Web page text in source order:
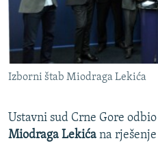
SPECIJALI RSE
VIŠE OD NASLOVA
GENOCID U SREBRENICI
POPLAVE I KLIZIŠTA U BIH 2024.
POST SCRIPTUM
PRATITE NAS
Sve RFE/RL stranice
Izborni štab Miodraga Lekića
Ustavni sud Crne Gore
Miodraga Lekića na